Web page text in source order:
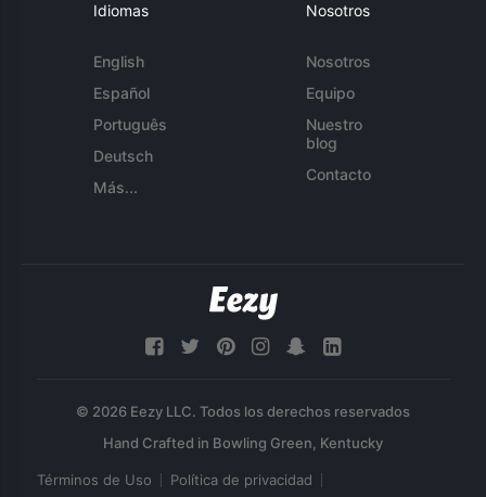
Idiomas
English
Español
Português
Deutsch
Más...
Nosotros
Nosotros
Equipo
Nuestro
blog
Contacto
© 2026 Eezy LLC. Todos los derechos reservados
Términos de Uso Política de privacidad